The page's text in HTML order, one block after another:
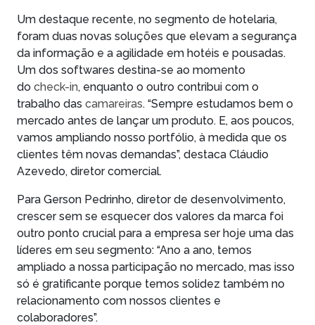
Um destaque recente, no segmento de hotelaria,
foram duas novas soluções que elevam a segurança
da informação e a agilidade em hotéis e pousadas.
Um dos softwares destina-se ao momento
do check-in, enquanto o outro contribui com o
trabalho das camareiras. “Sempre estudamos bem o
mercado antes de lançar um produto. E, aos poucos,
vamos ampliando nosso portfólio, à medida que os
clientes têm novas demandas”, destaca Cláudio
Azevedo, diretor comercial.
Para Gerson Pedrinho, diretor de desenvolvimento,
crescer sem se esquecer dos valores da marca foi
outro ponto crucial para a empresa ser hoje uma das
líderes em seu segmento: “Ano a ano, temos
ampliado a nossa participação no mercado, mas isso
só é gratificante porque temos solidez também no
relacionamento com nossos clientes e
colaboradores”.